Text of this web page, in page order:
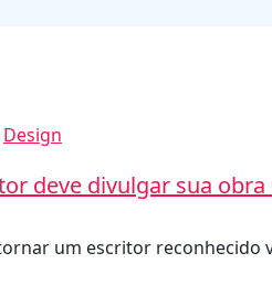
Design
deve divulgar sua
um escritor